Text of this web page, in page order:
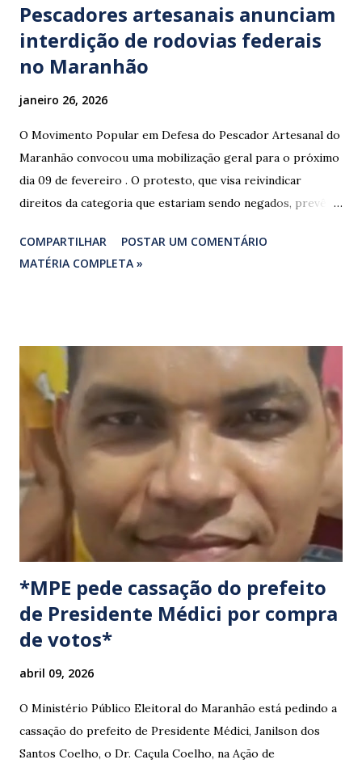
Pescadores artesanais anunciam
interdição de rodovias federais
no Maranhão
janeiro 26, 2026
O Movimento Popular em Defesa do Pescador Artesanal do
Maranhão convocou uma mobilização geral para o próximo
dia 09 de fevereiro . O protesto, que visa reivindicar
direitos da categoria que estariam sendo negados, prevê o
federais que cortam o estado. ​As interdições estão
programadas para começar às 07:00 da manhã e, segundo
manifestação busca chamar a atenção das autoridades para
a pauta da pesca artesanal maranhense, exigindo o
cumprimento de garantias e assistência aos trabalhadores
do setor. Motoristas que planejam trafegar por essas
regiões na data devem estar atentos a possíveis
congestionamentos e atrasos.
COMPARTILHAR
POSTAR UM COMENTÁRIO
MATÉRIA COMPLETA »
*MPE pede cassação do prefeito
de Presidente Médici por compra
de votos*
abril 09, 2026
O Ministério Público Eleitoral do Maranhão está pedindo a
cassação do prefeito de Presidente Médici, Janilson dos
Santos Coelho, o Dr. Caçula Coelho, na Ação de